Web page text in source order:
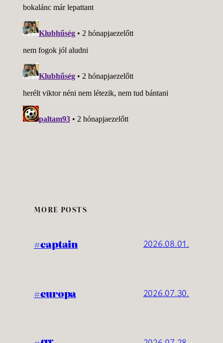
MORE POSTS
#captain 2026.08.01.
#europa 2026.07.30.